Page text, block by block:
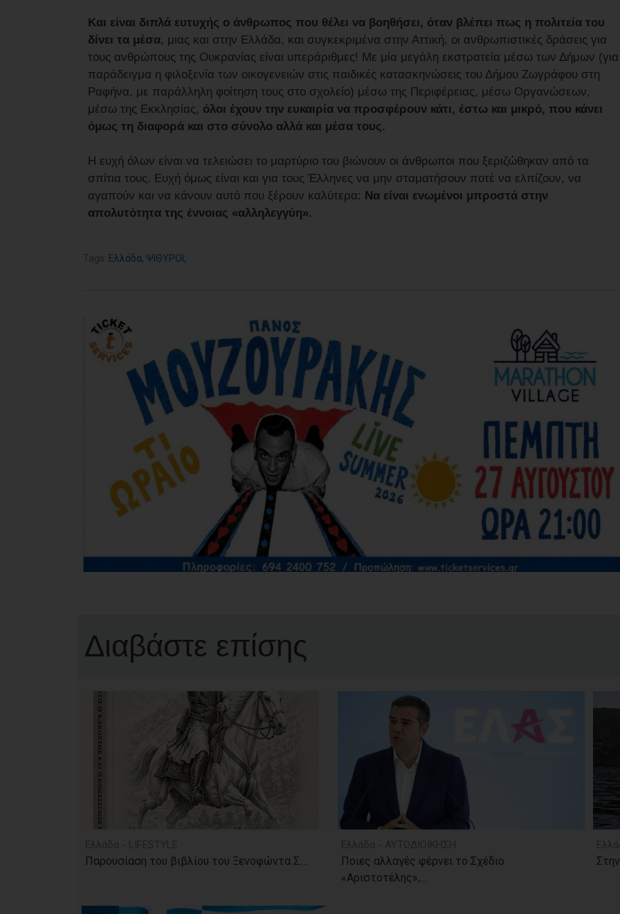
Και είναι διπλά ευτυχής ο άνθρωπος που θέλει να βοηθήσει, όταν βλέπει πως η πολιτεία του
δίνει τα μέσα, μιας και στην Ελλάδα, και συγκεκριμένα στην Αττική, οι ανθρωπιστικές δράσεις για
τους ανθρώπους της Ουκρανίας είναι υπεράριθμες! Με μία μεγάλη εκστρατεία μέσω των Δήμων (για
παράδειγμα η φιλοξενία των οικογενειών στις παιδικές κατασκηνώσεις του Δήμου Ζωγράφου στη
Ραφήνα, με παράλληλη φοίτηση τους στο σχολείο) μέσω της Περιφέρειας, μέσω Οργανώσεων,
μέσω της Εκκλησίας, όλοι έχουν την ευκαιρία να προσφέρουν κάτι, έστω και μικρό, που κάνει
όμως τη διαφορά και στο σύνολο αλλά και μέσα τους.
Η ευχή όλων είναι να τελειώσει το μαρτύριο του βιώνουν οι άνθρωποι που ξεριζώθηκαν από τα
σπίτια τους. Ευχή όμως είναι και για τους Έλληνες να μην σταματήσουν ποτέ να ελπίζουν, να
αγαπούν και να κάνουν αυτό που ξέρουν καλύτερα: Να είναι ενωμένοι μπροστά στην
απολυτότητα της έννοιας «αλληλεγγύη».
Tags: Ελλάδα, ΨΙΘΥΡΟΙ ,
Διαβάστε επίσης
Παρουσίαση του βιβλίου του Ξενοφώντα Σ....
Ποιες αλλαγές φέρνει το Σχέδιο
«Αριστοτέλης»,...